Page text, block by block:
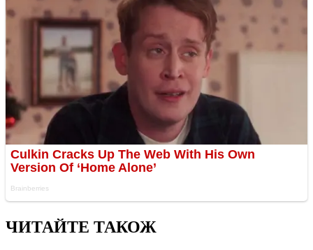
ЧИТАЙТЕ ТАКОЖ